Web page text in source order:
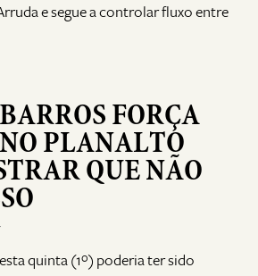
e segue a controlar fluxo entre
FORÇA
PLANALTO
QUE NÃO
quinta (1º) poderia ter sido